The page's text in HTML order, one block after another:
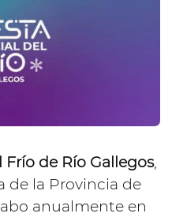
de Río Gallegos,
de la Provincia de
anualmente en